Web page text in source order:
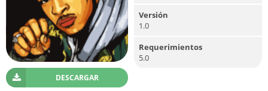
DESCARGAR
Versión
1.0
Requerimientos
5.0